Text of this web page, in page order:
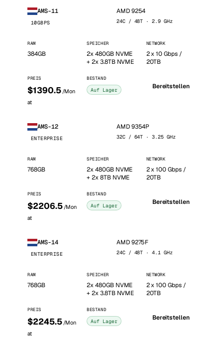
AMS-11
10GBPS
AMD 9254
24C / 48T · 2.9 GHz
RAM
384GB
SPEICHER
2x 480GB NVME
+ 2x 3.8TB NVME
NETWORK
2 x 10 Gbps /
20TB
PREIS
$1390.5 /Mon
at
BESTAND
Auf Lager Bereitstellen
AMS-12
ENTERPRISE
AMD 9354P
32C / 64T · 3.25 GHz
RAM
768GB
SPEICHER
2x 480GB NVME
+ 2x 8TB NVME
NETWORK
2 x 100 Gbps /
20TB
PREIS
$2206.5 /Mon
at
BESTAND
Auf Lager Bereitstellen
AMS-14
ENTERPRISE
AMD 9275F
24C / 48T · 4.1 GHz
RAM
768GB
SPEICHER
2x 480GB NVME
+ 2x 3.8TB NVME
NETWORK
2 x 100 Gbps /
20TB
PREIS
$2245.5 /Mon
at
BESTAND
Auf Lager Bereitstellen